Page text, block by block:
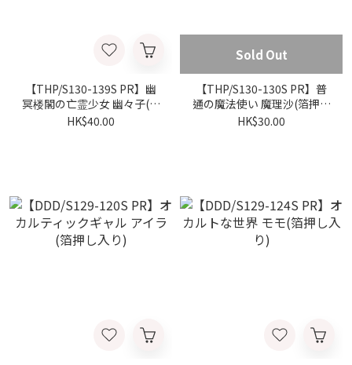
【THP/S130-139S PR】幽
冥楼閣の亡霊少女 幽々子(箔
押し入り)
HK$40.00
Sold Out
【THP/S130-130S PR】普
通の魔法使い 魔理沙(箔押し
入り)
HK$30.00